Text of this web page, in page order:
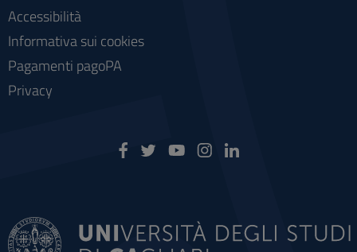
Accessibilità
Informativa sui cookies
Pagamenti pagoPA
Privacy